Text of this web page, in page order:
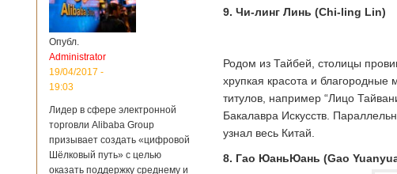
Опубл.
Administrator
19/04/2017 -
19:03
Лидер в сфере электронной
торговли Alibaba Group
призывает создать «цифровой
Шёлковый путь» с целью
оказать поддержку среднему и
9. Чи-линг Линь (Chi-ling Lin)
Родом из Тайбей, столицы
хрупкая красота и
титулов, например “Лицо
Бакалавра Искусств.
узнал весь Китай.
8. Гао ЮаньЮань (Gao